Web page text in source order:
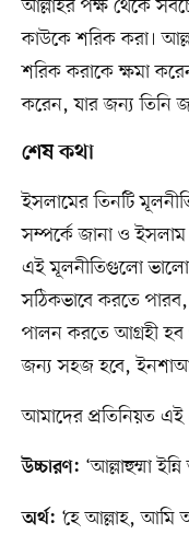
আল্লাহর পক্ষ থেকে
কাউকে শরিক করা।
শরিক করাকে ক্ষমা
করেন, যার জন্য তিনি
শেষ কথা
ইসলামের তিনটি
সম্পর্কে জানা ও ইসলাম
এই মূলনীতিগুলো
সঠিকভাবে করতে
পালন করতে আগ্রহী হব
জন্য সহজ হবে,
আমাদের প্রতিনিয়ত এই
উচ্চারণ: ‘আল্লাহুম্মা
অর্থ: ‘হে আল্লাহ,